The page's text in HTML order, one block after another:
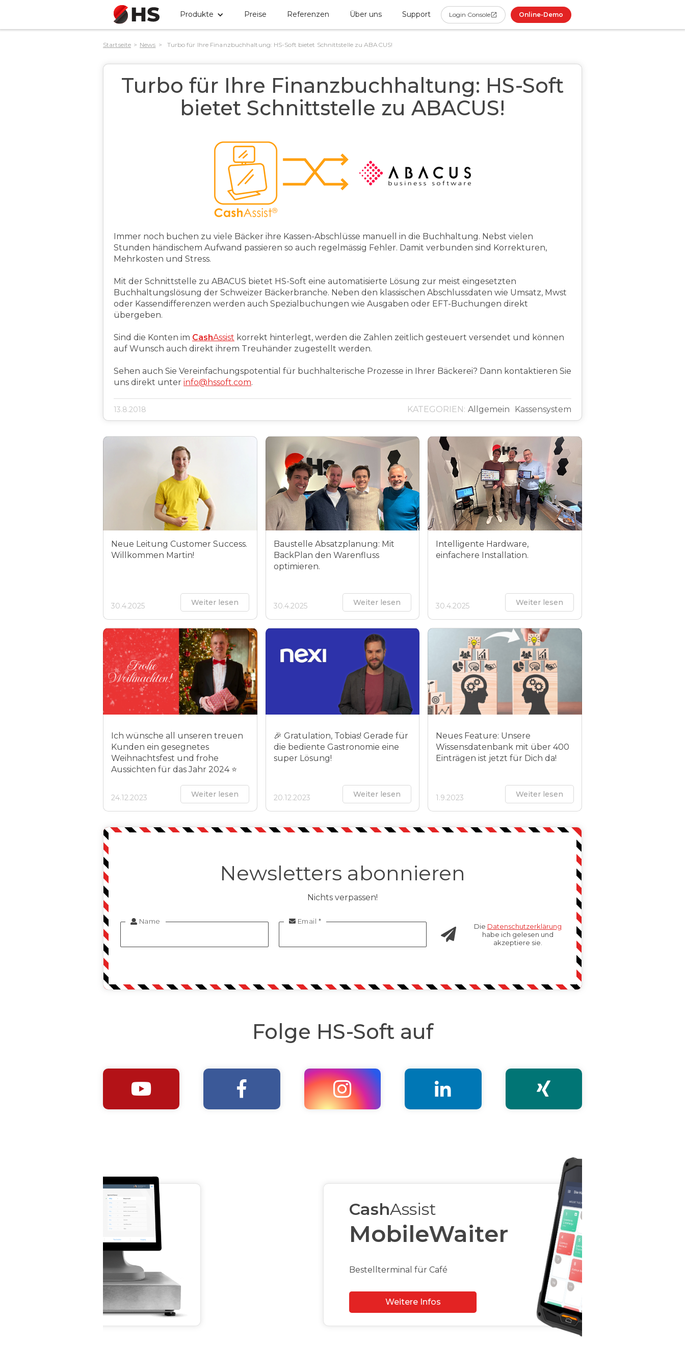
Produkte Preise Referenzen Über uns Support Login Console Online-Demo
Startseite > News > Turbo für Ihre Finanzbuchhaltung: HS-Soft bietet Schnittstelle zu ABACUS!
Turbo für Ihre Finanzbuchhaltung: HS-Soft
bietet Schnittstelle zu ABACUS!
Immer noch buchen zu viele Bäcker ihre Kassen-Abschlüsse manuell in die Buchhaltung. Nebst vielen
Stunden händischem Aufwand passieren so auch regelmässig Fehler. Damit verbunden sind Korrekturen,
Mehrkosten und Stress.
Mit der Schnittstelle zu ABACUS bietet HS-Soft eine automatisierte Lösung zur meist eingesetzten
Buchhaltungslösung der Schweizer Bäckerbranche. Neben den klassischen Abschlussdaten wie Umsatz, Mwst
oder Kassendifferenzen werden auch Spezialbuchungen wie Ausgaben oder EFT-Buchungen direkt
übergeben.
Sind die Konten im CashAssist korrekt hinterlegt, werden die Zahlen zeitlich gesteuert versendet und können
auf Wunsch auch direkt ihrem Treuhänder zugestellt werden.
Sehen auch Sie Vereinfachungspotential für buchhalterische Prozesse in Ihrer Bäckerei? Dann kontaktieren Sie
uns direkt unter info@hssoft.com.
13.8.2018 KATEGORIEN: Allgemein Kassensystem
Neue Leitung Customer Success.
Willkommen Martin!
30.4.2025 Weiter lesen
Baustelle Absatzplanung: Mit
BackPlan den Warenfluss
optimieren.
30.4.2025 Weiter lesen
Intelligente Hardware,
einfachere Installation.
30.4.2025 Weiter lesen
Ich wünsche all unseren treuen
Kunden ein gesegnetes
Weihnachtsfest und frohe
Aussichten für das Jahr 2024 ⭐
24.12.2023 Weiter lesen
🎉 Gratulation, Tobias! Gerade für
die bediente Gastronomie eine
super Lösung!
20.12.2023 Weiter lesen
Neues Feature: Unsere
Wissensdatenbank mit über 400
Einträgen ist jetzt für Dich da!
1.9.2023 Weiter lesen
Newsletters abonnieren
Nichts verpassen!
 Name  Email *
Die Datenschutzerklärung
habe ich gelesen und
akzeptiere sie.
Folge HS-Soft auf
    